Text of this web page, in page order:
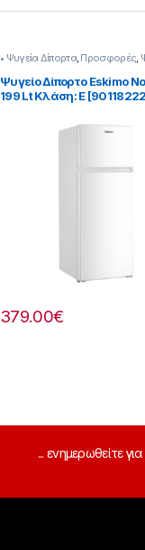
• Ψυγεία Δίπορτα, Προσφορές
Ψύξη
Ψυγείο Δίπορτο Eskimo
199 Lt Κλάση: E
379.00€
... ενημερωθείτε